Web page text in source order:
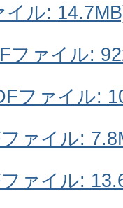
イル:
ファイル:
ファイル:
ァイル:
ァイル: